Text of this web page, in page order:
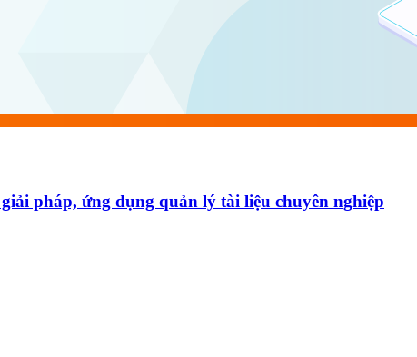
pháp, ứng dụng quản lý tài liệu chuyên nghiệp